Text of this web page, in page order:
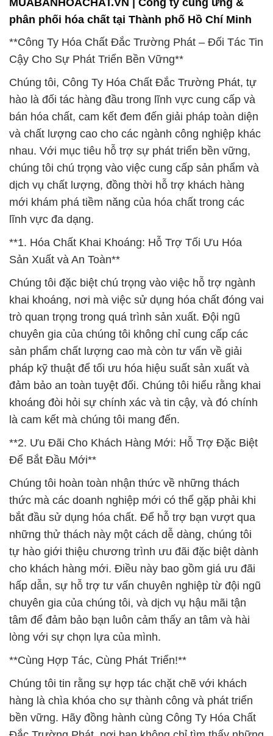
Chúng tôi, Công Ty Hóa Chất Đắc Trường Phát, tự
hào là đối tác hàng đầu trong lĩnh vực cung cấp và
bán hóa chất, cam kết đem đến giải pháp toàn diện
và chất lượng cao cho các ngành công nghiệp khác
nhau. Với mục tiêu hỗ trợ sự phát triển bền vững,
chúng tôi chú trọng vào việc cung cấp sản phẩm và
dịch vụ chất lượng, đồng thời hỗ trợ khách hàng
mới khám phá tiềm năng của hóa chất trong các
lĩnh vực đa dạng.
**1. Hóa Chất Khai Khoáng: Hỗ Trợ Tối Ưu Hóa
Sản Xuất và An Toàn**
Chúng tôi đặc biệt chú trọng vào việc hỗ trợ ngành
khai khoáng, nơi mà việc sử dụng hóa chất đóng vai
trò quan trọng trong quá trình sản xuất. Đội ngũ
chuyên gia của chúng tôi không chỉ cung cấp các
sản phẩm chất lượng cao mà còn tư vấn về giải
pháp kỹ thuật để tối ưu hóa hiệu suất sản xuất và
đảm bảo an toàn tuyệt đối. Chúng tôi hiểu rằng khai
khoáng đòi hỏi sự chính xác và tin cậy, và đó chính
là cam kết mà chúng tôi mang đến.
**2. Ưu Đãi Cho Khách Hàng Mới: Hỗ Trợ Đặc Biệt
Để Bắt Đầu Mới**
Chúng tôi hoàn toàn nhận thức về những thách
thức mà các doanh nghiệp mới có thể gặp phải khi
bắt đầu sử dụng hóa chất. Để hỗ trợ bạn vượt qua
những thử thách này một cách dễ dàng, chúng tôi
tự hào giới thiệu chương trình ưu đãi đặc biệt dành
cho khách hàng mới. Điều này bao gồm giá ưu đãi
hấp dẫn, sự hỗ trợ tư vấn chuyên nghiệp từ đội ngũ
chuyên gia của chúng tôi, và dịch vụ hậu mãi tận
tâm để đảm bảo bạn luôn cảm thấy an tâm và hài
lòng với sự chọn lựa của mình.
**Cùng Hợp Tác, Cùng Phát Triển!**
Chúng tôi tin rằng sự hợp tác chặt chẽ với khách
hàng là chìa khóa cho sự thành công và phát triển
bền vững. Hãy đồng hành cùng Công Ty Hóa Chất
Đắc Trường Phát, nơi bạn không chỉ tìm thấy những
sản phẩm chất lượng mà còn trải nghiệm dịch vụ
tận tâm và chuyên nghiệp nhất. Cùng nhau, chúng
ta có thể xây dựng những giải pháp hiệu quả và bền
vững cho mọi thách thức.